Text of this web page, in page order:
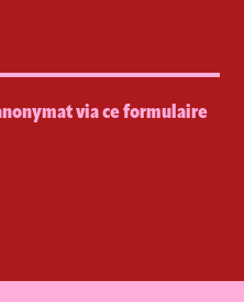
via ce formulaire